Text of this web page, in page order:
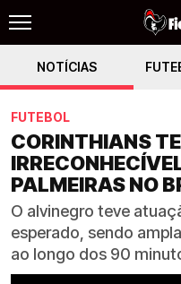
NOTÍCIAS
FUTEBOL
CORINTHIANS
PALMEIRAS NO
O alvinegro teve
esperado, sendo
ao longo dos 90